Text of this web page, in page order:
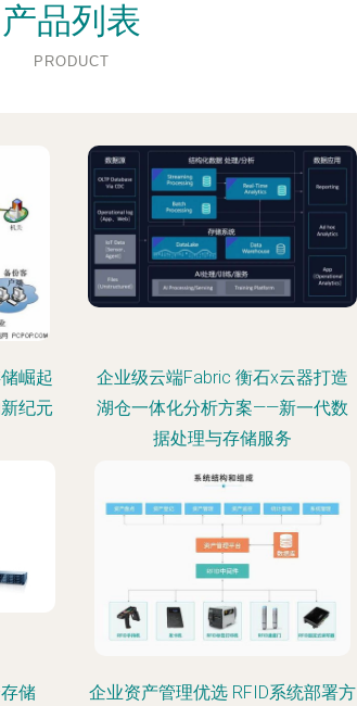
产品列表
PRODUCT
崛起
纪元
企业级云端Fabric 衡石x云器打造
湖仓一体化分析方案——新一代数
据处理与存储服务
储
企业资产管理优选 RFID系统部署方